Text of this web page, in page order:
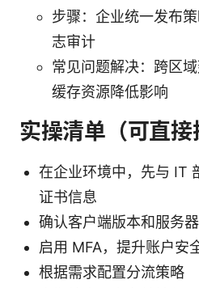
步骤：企业统一发布
志审计
常见问题解决：跨区
缓存资源降低影响
实操清单（可直接
在企业环境中，先与 IT
证书信息
确认客户端版本和服务
启用 MFA，提升账户安
根据需求配置分流策略